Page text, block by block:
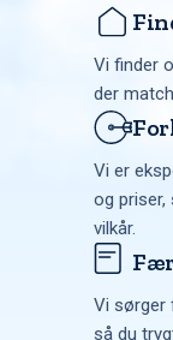
Vi finder
der
Vi er
og priser,
vilkår.
Vi sørger
så du